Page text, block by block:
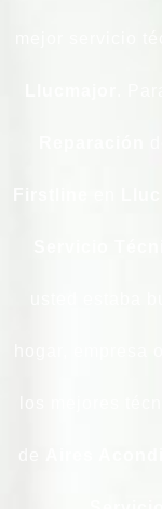
mejor servicio
.
Servicio
usted estaba
hogar,
los mejores
Aires